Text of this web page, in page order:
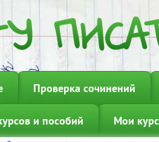
Проверка сочинений
и пособий Мои